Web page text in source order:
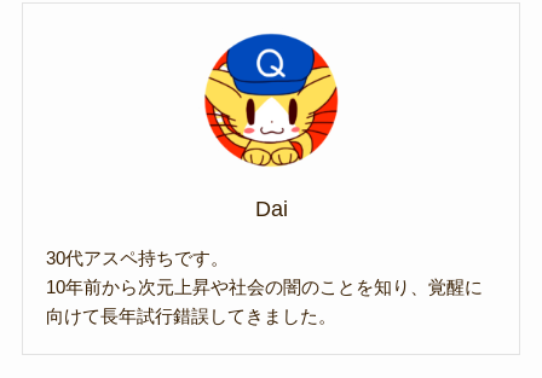
Dai
30代アスペ持ちです。
10年前から次元上昇や社会の闇のことを知り、覚醒に
向けて長年試行錯誤してきました。